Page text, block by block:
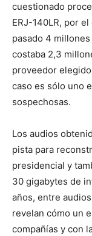
cuestionado
ERJ-140LR, por
pasado 4
costaba 2,3
proveedor
caso es sólo uno
sospechosas.
Los audios
pista para
presidencial y
30 gigabytes de
años, entre
revelan cómo un
compañías y con